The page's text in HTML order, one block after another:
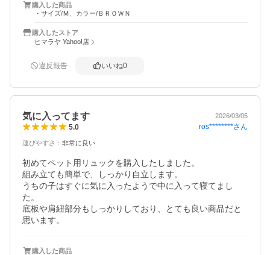
購入した商品
・サイズ/Ｍ、カラー/ＢＲＯＷＮ
購入したストア
ヒマラヤ Yahoo!店
違反報告 いいね0
気に入ってます 2026/03/05
5.0 ros********さん
運びやすさ ： 非常に良い
初めてペット用リュックを購入したしました。
組み立ても簡単で、しっかり自立します。
うちの子はすぐに気に入ったようで中に入って寝てまし
た。
底板や肩紐部分もしっかりしており、とても良い商品だと
思います。
購入した商品